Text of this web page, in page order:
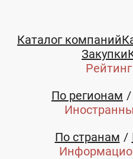
Каталог компаний
Закупки
По регионам
По странам